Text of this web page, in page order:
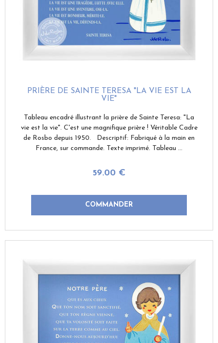
PRIÈRE DE SAINTE TERESA "LA VIE EST LA
VIE"
59.00 €
Tableau encadré illustrant la prière de Sainte Teresa: "La
vie est la vie". C'est une magnifique prière ! Véritable Cadre
de Rosbo depuis 1950. Descriptif: Fabriqué à la main en
France, sur commande. Texte imprimé. Tableau ...